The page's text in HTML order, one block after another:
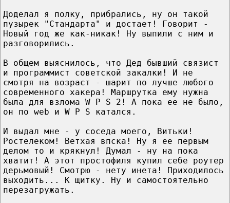
Доделал я полку, прибрались, ну он такой
пузырек "Стандарта" и достает! Говорит -
Новый год же как-никак! Ну выпили с ним и
разговорились.
В общем выяснилось, что Дед бывший связист
и программист советской закалки! И не
смотря на возраст - шарит по лучше любого
современного хакера! Маршрутка ему нужна
была для взлома W P S 2! А пока ее не было,
он по web и W P S катался.
И выдал мне - у соседа моего, Витьки!
Ростелеком! Ветхая впска! Ну я ее первым
делом то и крякнул! Думал - ну на пока
хватит! А этот простофиля купил себе роутер
дерьмовый! Смотрю - нету инета! Приходилось
выходить... К щитку. Ну и самостоятельно
перезагружать.